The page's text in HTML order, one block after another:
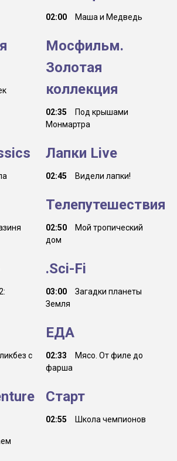
02:00 Маша и Медведь
Мосфильм.
Золотая
коллекция
02:35
Под крышами
Монмартра
Лапки Live
02:45 Видели лапки!
Телепутешествия
02:50
Мой тропический
дом
.Sci-Fi
03:00
Загадки планеты
Земля
с
ЕДА
02:33
Мясо. От филе до
фарша
Старт
02:55 Школа чемпионов